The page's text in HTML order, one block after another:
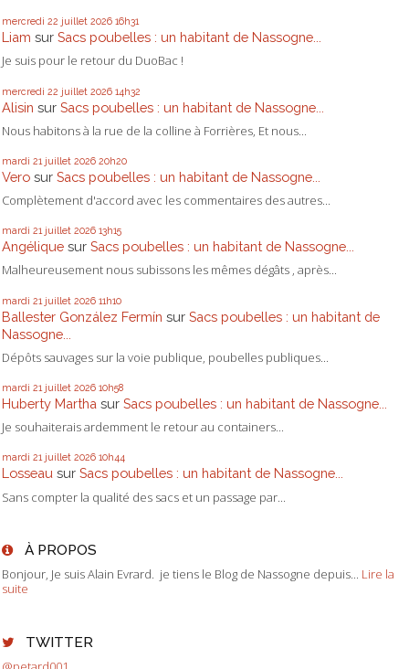
mercredi 22 juillet 2026 16h31
Liam sur Sacs poubelles : un habitant de Nassogne...
Je suis pour le retour du DuoBac !
mercredi 22 juillet 2026 14h32
Alisin sur Sacs poubelles : un habitant de Nassogne...
Nous habitons à la rue de la colline à Forrières, Et nous...
mardi 21 juillet 2026 20h20
Vero sur Sacs poubelles : un habitant de Nassogne...
Complètement d'accord avec les commentaires des autres...
mardi 21 juillet 2026 13h15
Angélique sur Sacs poubelles : un habitant de Nassogne...
Malheureusement nous subissons les mêmes dégâts , après...
mardi 21 juillet 2026 11h10
Ballester González Fermín sur Sacs poubelles : un habitant de
Nassogne...
Dépôts sauvages sur la voie publique, poubelles publiques...
mardi 21 juillet 2026 10h58
Huberty Martha sur Sacs poubelles : un habitant de Nassogne...
Je souhaiterais ardemment le retour au containers...
mardi 21 juillet 2026 10h44
Losseau sur Sacs poubelles : un habitant de Nassogne...
Sans compter la qualité des sacs et un passage par...
À PROPOS
Bonjour, Je suis Alain Evrard. je tiens le Blog de Nassogne depuis... Lire la
suite
TWITTER